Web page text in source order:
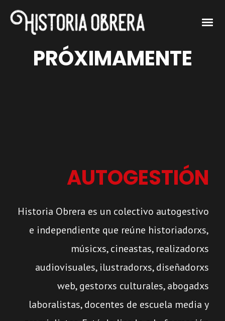
PRÓXIMAMENTE
AUTOGESTIÓN
Historia Obrera es un colectivo autogestivo
e independiente que reúne historiadorxs,
músicxs, cineastas, realizadorxs
audiovisuales, ilustradorxs, diseñadorxs
web, gestorxs culturales, abogadxs
laboralistas, docentes de escuela media y